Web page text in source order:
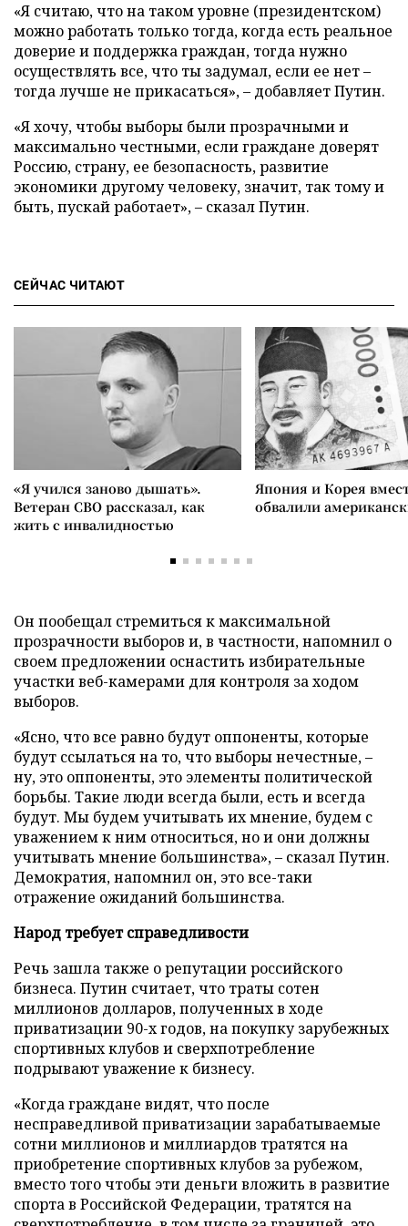
«Я считаю, что на таком уровне (президентском)
можно работать только тогда, когда есть реальное
доверие и поддержка граждан, тогда нужно
осуществлять все, что ты задумал, если ее нет –
тогда лучше не прикасаться», – добавляет Путин.
«Я хочу, чтобы выборы были прозрачными и
максимально честными, если граждане доверят
Россию, страну, ее безопасность, развитие
экономики другому человеку, значит, так тому и
быть, пускай работает», – сказал Путин.
СЕЙЧАС ЧИТАЮТ
«Я учился заново дышать».
Ветеран СВО рассказал, как
жить с инвалидностью
Япония и Корея
обвалили
Он пообещал стремиться к максимальной
прозрачности выборов и, в частности, напомнил о
своем предложении оснастить избирательные
участки веб-камерами для контроля за ходом
выборов.
«Ясно, что все равно будут оппоненты, которые
будут ссылаться на то, что выборы нечестные, –
ну, это оппоненты, это элементы политической
борьбы. Такие люди всегда были, есть и всегда
будут. Мы будем учитывать их мнение, будем с
уважением к ним относиться, но и они должны
учитывать мнение большинства», – сказал Путин.
Демократия, напомнил он, это все-таки
отражение ожиданий большинства.
Народ требует справедливости
Речь зашла также о репутации российского
бизнеса. Путин считает, что траты сотен
миллионов долларов, полученных в ходе
приватизации 90-х годов, на покупку зарубежных
спортивных клубов и сверхпотребление
подрывают уважение к бизнесу.
«Когда граждане видят, что после
несправедливой приватизации зарабатываемые
сотни миллионов и миллиардов тратятся на
приобретение спортивных клубов за рубежом,
вместо того чтобы эти деньги вложить в развитие
спорта в Российской Федерации, тратятся на